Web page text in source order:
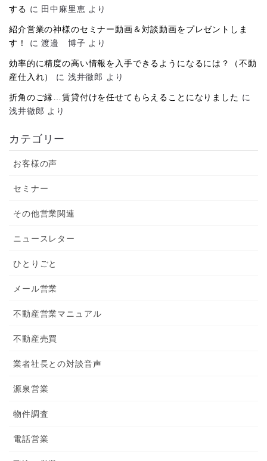
する に 田中麻里恵 より
紹介営業の神様のセミナー動画＆対談動画をプレゼントしま
す！
に渡邉 博子 より
効率的に精度の高い情報を入手できるようになるには？（不動
産仕入れ）
に 浅井徹郎 より
折角のご縁…賃貸付けを任せてもらえることになりました に
浅井徹郎 より
カテゴリー
お客様の声
セミナー
その他営業関連
ニュースレター
ひとりごと
メール営業
不動産営業マニュアル
不動産売買
業者社長との対談音声
源泉営業
物件調査
電話営業